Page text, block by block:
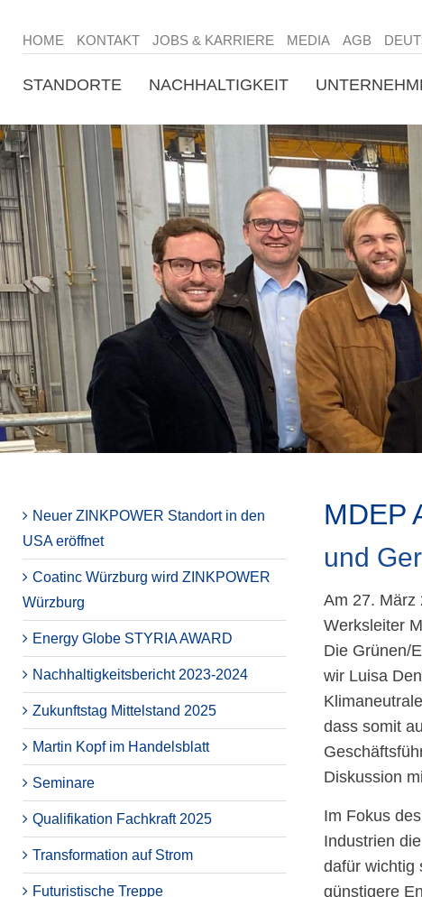
HOME KONTAKT JOBS & KARRIERE MEDIA AGB
STANDORTE NACHHALTIGKEIT
Neuer ZINKPOWER Standort in den
USA eröffnet
Coatinc Würzburg wird ZINKPOWER
Würzburg
Energy Globe STYRIA AWARD
Nachhaltigkeitsbericht 2023-2024
Zukunftstag Mittelstand 2025
Martin Kopf im Handelsblatt
Seminare
Qualifikation Fachkraft 2025
Transformation auf Strom
Futuristische Treppe
MDEP
und
Am 27. März
Werksleiter
Die Grünen/
wir Luisa
dass somit
Diskussion
Im Fokus
Industrien
dafür wichtig
günstigere